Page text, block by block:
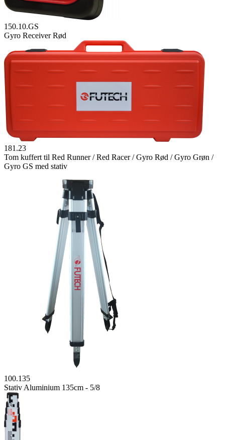
150.10.GS
Gyro Receiver Rød
181.23
Tom kuffert til Red Runner / Red Racer / Gyro Rød / Gyro Grøn /
Gyro GS med stativ
100.135
Stativ Aluminium 135cm - 5/8